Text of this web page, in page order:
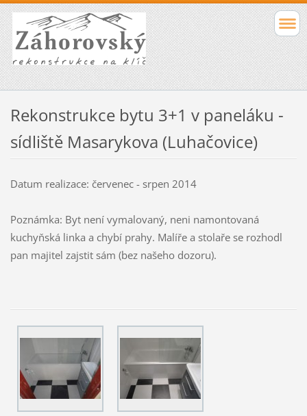
Rekonstrukce bytu 3+1 v paneláku -
sídliště Masarykova (Luhačovice)
Datum realizace: červenec - srpen 2014
Poznámka: Byt není vymalovaný, neni namontovaná
kuchyňská linka a chybí prahy. Malíře a stolaře se rozhodl
pan majitel zajstit sám (bez našeho dozoru).